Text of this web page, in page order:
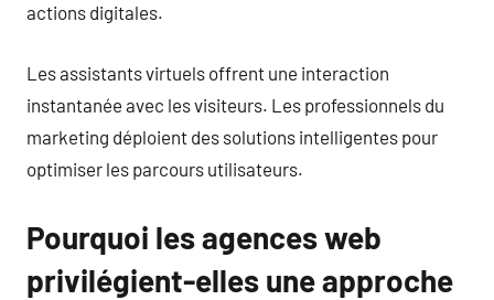
actions digitales.
Les assistants virtuels offrent une interaction
instantanée avec les visiteurs. Les professionnels du
marketing déploient des solutions intelligentes pour
optimiser les parcours utilisateurs.
Pourquoi les agences web
privilégient-elles une approche